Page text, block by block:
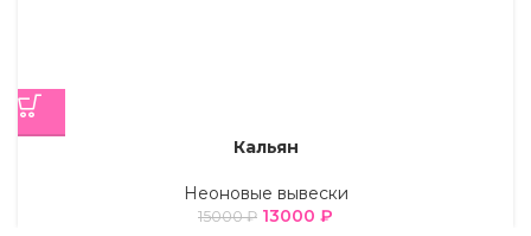
Кальян
Неоновые вывески
15000₽ 13000 ₽